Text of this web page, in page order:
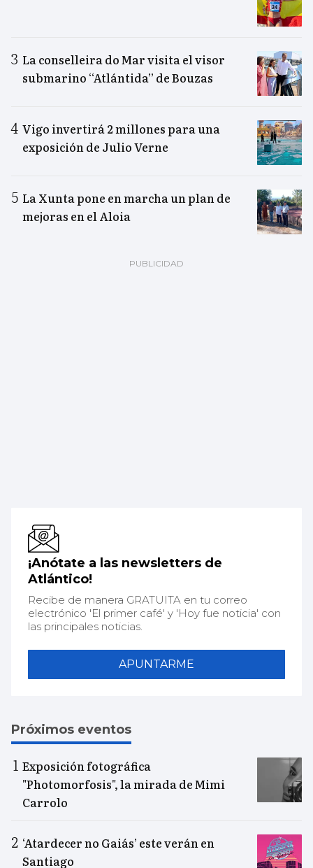
La conselleira do Mar visita el visor
submarino “Atlántida” de Bouzas
Vigo invertirá 2 millones para una
exposición de Julio Verne
La Xunta pone en marcha un plan de
mejoras en el Aloia
¡Anótate a las newsletters de
Atlántico!
Recibe de manera GRATUITA en tu correo
electrónico 'El primer café' y 'Hoy fue noticia' con
las principales noticias.
APUNTARME
Próximos eventos
Exposición fotográfica
"Photomorfosis", la mirada de Mimi
Carrolo
‘Atardecer no Gaiás’ este verán en
Santiago